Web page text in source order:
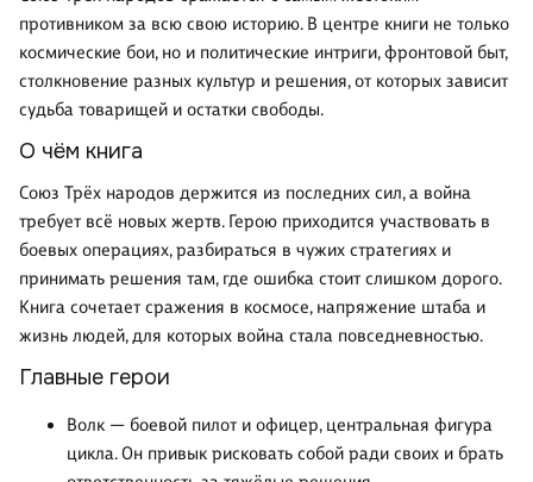
противником за всю свою историю. В центре книги не только
космические бои, но и политические интриги, фронтовой быт,
столкновение разных культур и решения, от которых зависит
судьба товарищей и остатки свободы.
О чём книга
Союз Трёх народов держится из последних сил, а война
требует всё новых жертв. Герою приходится участвовать в
боевых операциях, разбираться в чужих стратегиях и
принимать решения там, где ошибка стоит слишком дорого.
Книга сочетает сражения в космосе, напряжение штаба и
жизнь людей, для которых война стала повседневностью.
Главные герои
Волк — боевой пилот и офицер, центральная фигура
цикла. Он привык рисковать собой ради своих и брать